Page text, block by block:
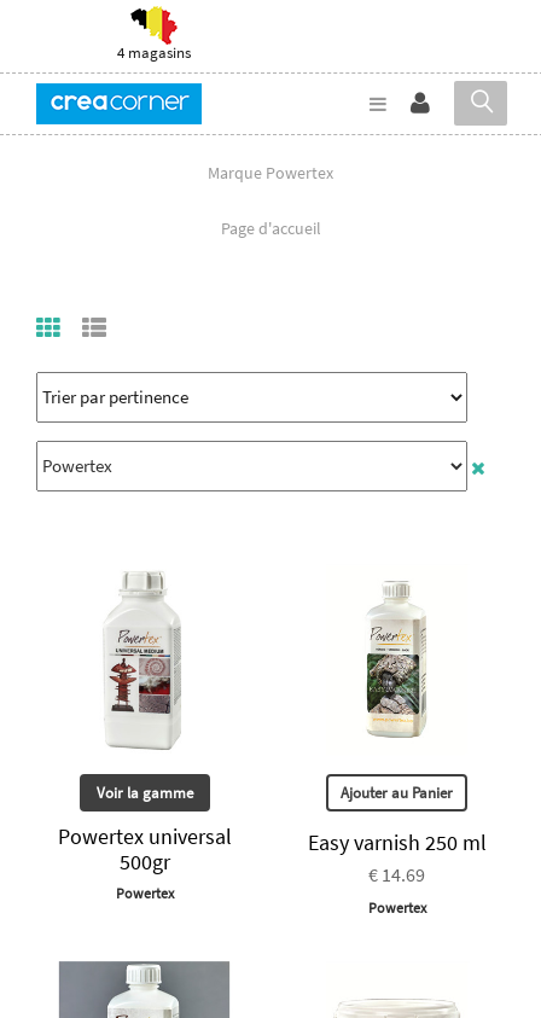
4 magasins
Marque Powertex
Page d'accueil
Voir la gamme
Powertex universal
500gr
Powertex
Ajouter au Panier
Easy varnish 250 ml
€ 14.69
Powertex